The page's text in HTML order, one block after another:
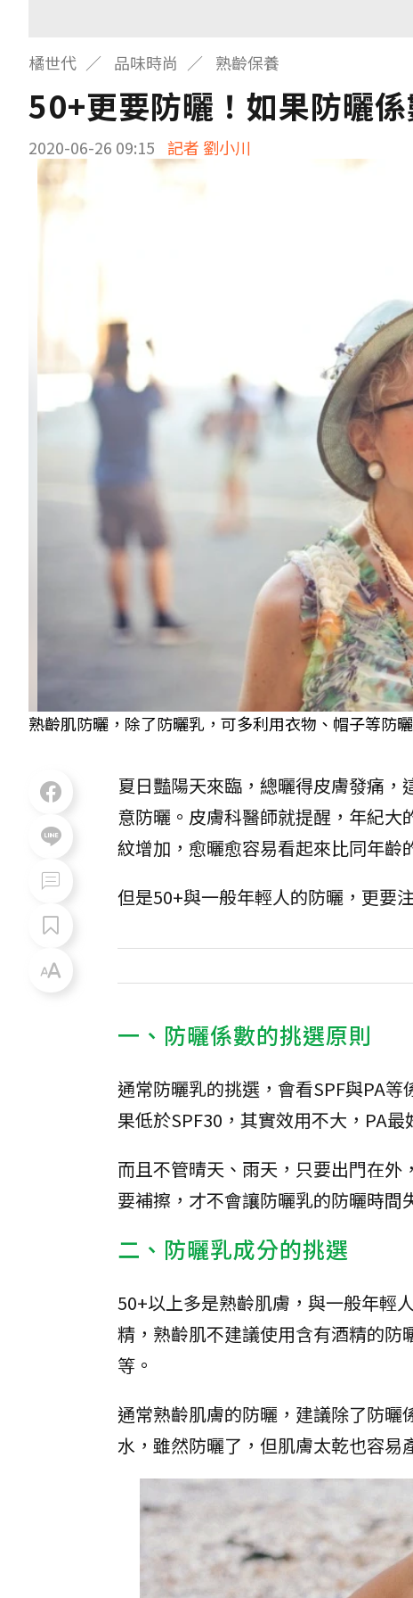
橘世代 品味時尚 熟齡保養
50+更要防曬！如果防曬
2020-06-26 09:15 記者 劉小川
熟齡肌防曬，除了防曬乳，可多利用衣物、帽子等防
夏日豔陽天來臨，總曬得皮膚發痛，
意防曬。皮膚科醫師就提醒，年紀
紋增加，愈曬愈容易看起來比同年齡
但是50+與一般年輕人的防曬，更要
一、防曬係數的挑選原則
通常防曬乳的挑選，會看SPF與PA
果低於SPF30，其實效用不大，PA
而且不管晴天、雨天，只要出門在
要補擦，才不會讓防曬乳的防曬時間
二、防曬乳成分的挑選
50+以上多是熟齡肌膚，與一般年輕
精，熟齡肌不建議使用含有酒精的
等。
通常熟齡肌膚的防曬，建議除了防
水，雖然防曬了，但肌膚太乾也容易